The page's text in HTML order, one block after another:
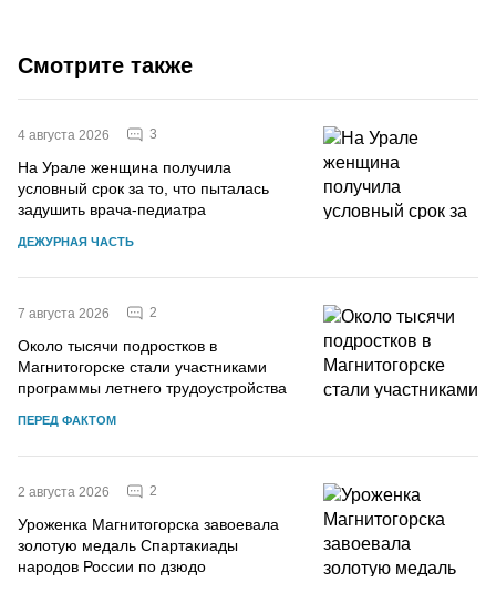
Смотрите также
4 августа 2026 3
На Урале женщина получила
условный срок за то, что пыталась
задушить врача-педиатра
ДЕЖУРНАЯ ЧАСТЬ
7 августа 2026 2
Около тысячи подростков в
Магнитогорске стали участниками
программы летнего трудоустройства
ПЕРЕД ФАКТОМ
2 августа 2026 2
Уроженка Магнитогорска завоевала
золотую медаль Спартакиады
народов России по дзюдо